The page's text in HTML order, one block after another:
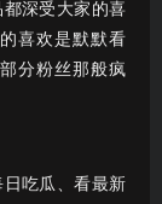
深受大家的喜
喜欢是默默看
分粉丝那般疯
吃瓜、看最新